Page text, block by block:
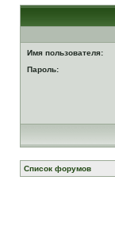
Имя пользователя:
Пароль:
Список форумов